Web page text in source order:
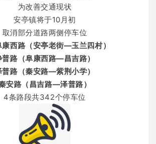
为改善交通现状
安亭镇将于10月初
取消部分道路两侧停车位
康西路（安亭老街—玉兰四村）
普路（阜康西路—昌吉路）
普路（秦安路—紫荆小学）
安路（昌吉路—泽普路）
4条路段共342个停车位